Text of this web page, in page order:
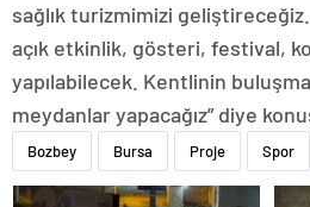
sağlık turizmimizi
açık etkinlik, gösteri, festival,
yapılabilecek. Kentlinin
meydanlar yapacağız” diye
Bozbey Bursa Proje Spor